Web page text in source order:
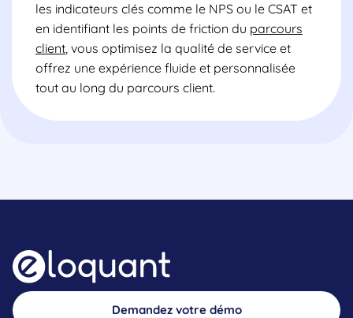
les indicateurs clés comme le NPS ou le CSAT et
en identifiant les points de friction du parcours
client, vous optimisez la qualité de service et
offrez une expérience fluide et personnalisée
tout au long du parcours client.
Demandez votre démo